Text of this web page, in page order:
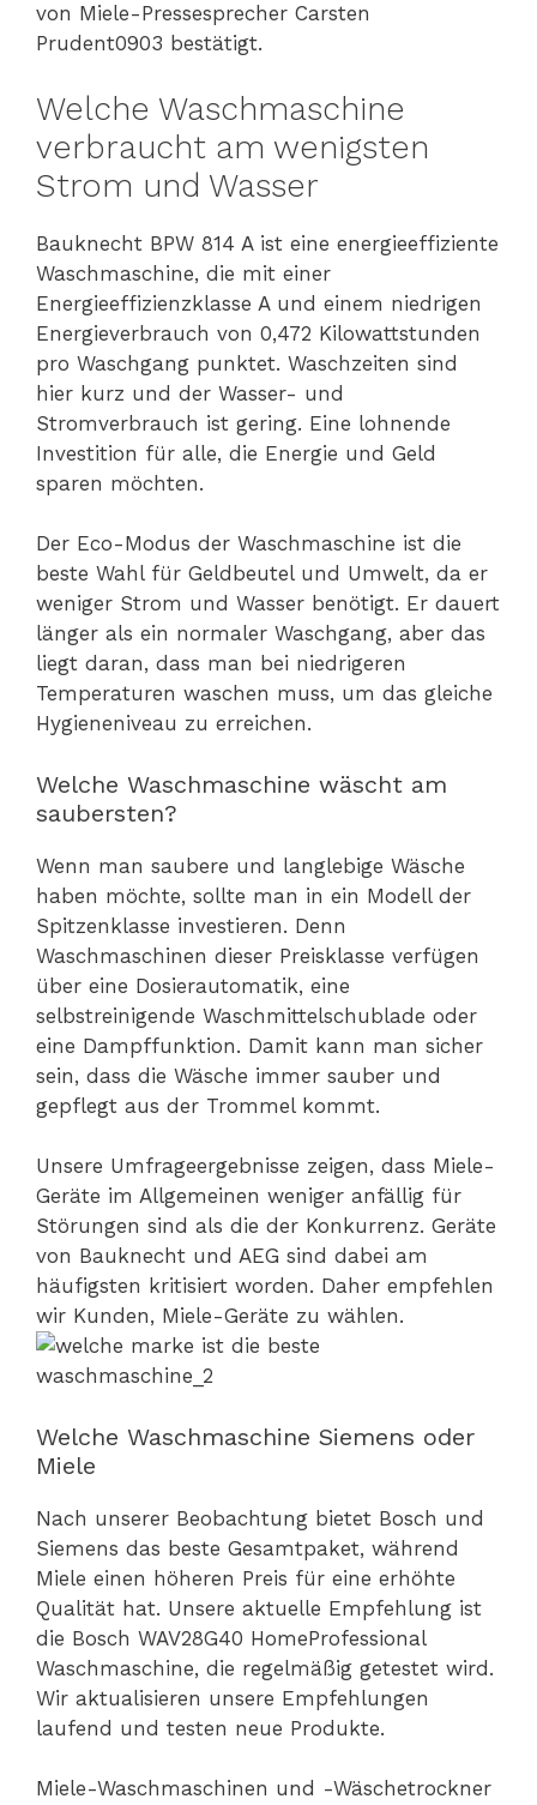
von Miele-Pressesprecher Carsten
Prudent0903 bestätigt.
Welche Waschmaschine
verbraucht am wenigsten
Strom und Wasser
Bauknecht BPW 814 A ist eine energieeffiziente
Waschmaschine, die mit einer
Energieeffizienzklasse A und einem niedrigen
Energieverbrauch von 0,472 Kilowattstunden
pro Waschgang punktet. Waschzeiten sind
hier kurz und der Wasser- und
Stromverbrauch ist gering. Eine lohnende
Investition für alle, die Energie und Geld
sparen möchten.
Der Eco-Modus der Waschmaschine ist die
beste Wahl für Geldbeutel und Umwelt, da er
weniger Strom und Wasser benötigt. Er dauert
länger als ein normaler Waschgang, aber das
liegt daran, dass man bei niedrigeren
Temperaturen waschen muss, um das gleiche
Hygieneniveau zu erreichen.
Welche Waschmaschine wäscht am
saubersten?
Wenn man saubere und langlebige Wäsche
haben möchte, sollte man in ein Modell der
Spitzenklasse investieren. Denn
Waschmaschinen dieser Preisklasse verfügen
über eine Dosierautomatik, eine
selbstreinigende Waschmittelschublade oder
eine Dampffunktion. Damit kann man sicher
sein, dass die Wäsche immer sauber und
gepflegt aus der Trommel kommt.
Unsere Umfrageergebnisse zeigen, dass Miele-
Geräte im Allgemeinen weniger anfällig für
Störungen sind als die der Konkurrenz. Geräte
von Bauknecht und AEG sind dabei am
häufigsten kritisiert worden. Daher empfehlen
wir Kunden, Miele-Geräte zu wählen.
Welche Waschmaschine Siemens oder
Miele
Nach unserer Beobachtung bietet Bosch und
Siemens das beste Gesamtpaket, während
Miele einen höheren Preis für eine erhöhte
Qualität hat. Unsere aktuelle Empfehlung ist
die Bosch WAV28G40 HomeProfessional
Waschmaschine, die regelmäßig getestet wird.
Wir aktualisieren unsere Empfehlungen
laufend und testen neue Produkte.
Miele-Waschmaschinen und -Wäschetrockner